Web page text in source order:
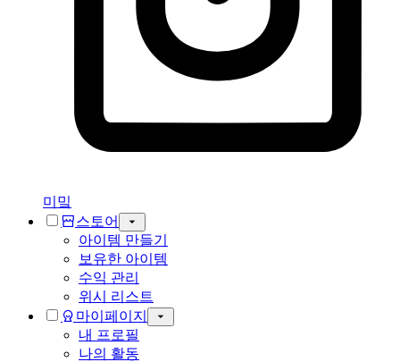
미밐
스토어
아이템 만들기
보유한 아이템
수익 관리
위시 리스트
마이페이지
내 프로필
나의 활동